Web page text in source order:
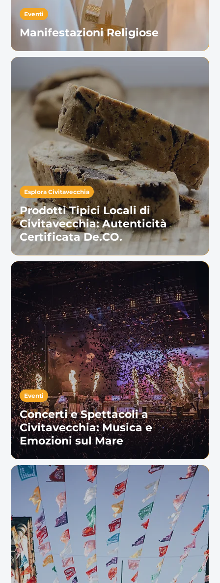
Manifestazioni Religiose
Eventi
Prodotti Tipici Locali di
Civitavecchia: Autenticità
Certificata De.CO.
Esplora Civitavecchia
Concerti e Spettacoli a
Civitavecchia: Musica e
Emozioni sul Mare
Eventi